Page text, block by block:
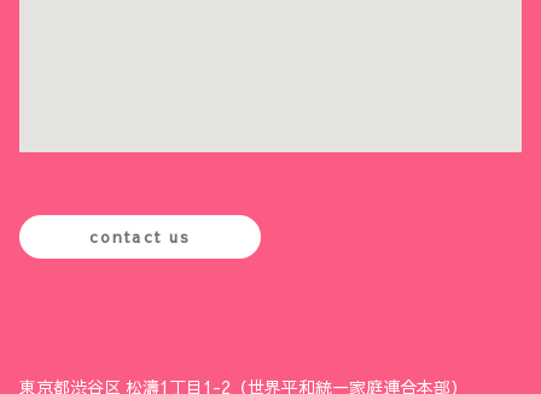
contact us
東京都渋谷区 松濤1丁目1-2（世界平和統一家庭連合本部）